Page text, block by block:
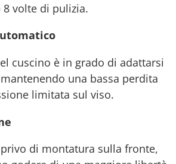
volte di pulizia.
cuscino è in grado di adattarsi
una bassa perdita
limitata sul viso.
di montatura sulla fronte,